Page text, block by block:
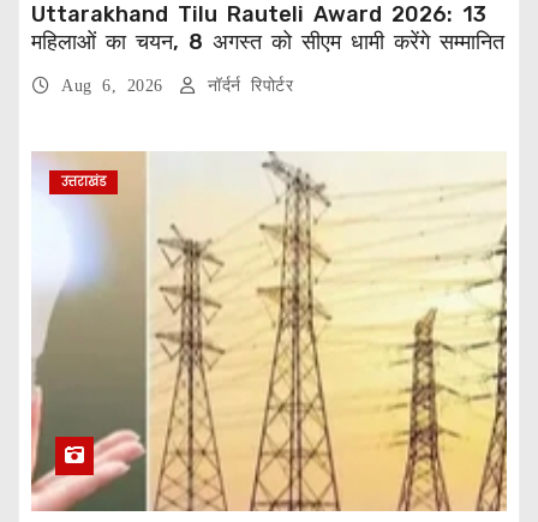
Uttarakhand Tilu Rauteli Award 2026: 13
महिलाओं का चयन, 8 अगस्त को सीएम धामी करेंगे सम्मानित
Aug 6, 2026 नॉर्दर्न रिपोर्टर
उत्तराखंड